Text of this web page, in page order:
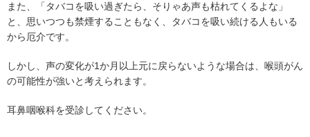
また、「タバコを吸い過ぎたら、そりゃあ声も枯れてくるよな」
と、思いつつも禁煙することもなく、タバコを吸い続ける人もいる
から厄介です。
しかし、声の変化が1か月以上元に戻らないような場合は、喉頭がん
の可能性が強いと考えられます。
耳鼻咽喉科を受診してください。